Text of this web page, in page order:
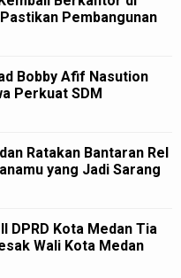
Pembangunan
Sesuai Rencana
Bobby Afif Nasution
Perkuat SDM
Nias
Ratakan Bantaran Rel
yang Jadi Sarang
DPRD Kota Medan Tia
Wali Kota Medan
Dinas Kesehatan Kota